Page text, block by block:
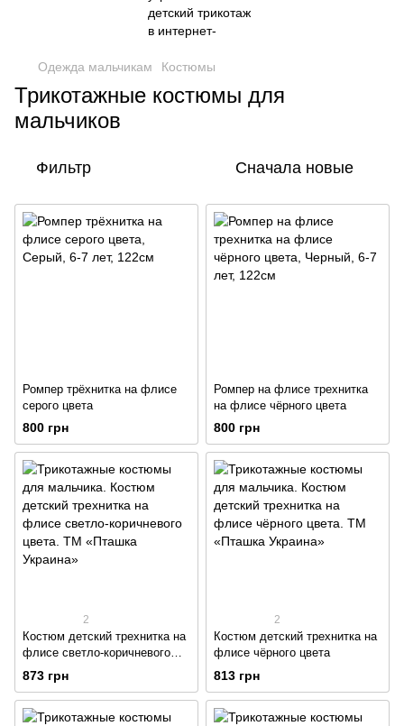
Одежда мальчикам Костюмы
Трикотажные костюмы для
мальчиков
Фильтр Сначала новые
Ромпер трёхнитка на флисе
серого цвета
800 грн
Ромпер на флисе трехнитка
на флисе чёрного цвета
800 грн
2
Костюм детский трехнитка на
флисе светло-коричневого
цвета
873 грн
2
Костюм детский трехнитка на
флисе чёрного цвета
813 грн